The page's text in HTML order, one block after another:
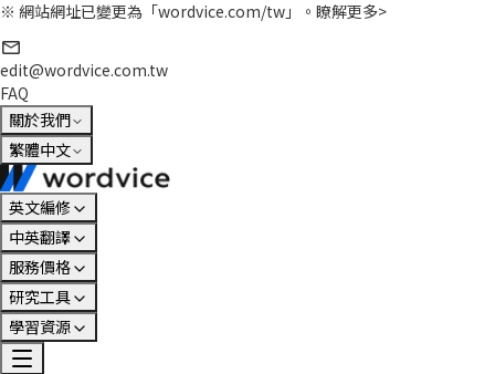
※ 網站網址已變更為「wordvice.com/tw」。 瞭解更多>
edit@wordvice.com.tw
FAQ
關於我們
繁體中文
英文編修
中英翻譯
服務價格
研究工具
學習資源